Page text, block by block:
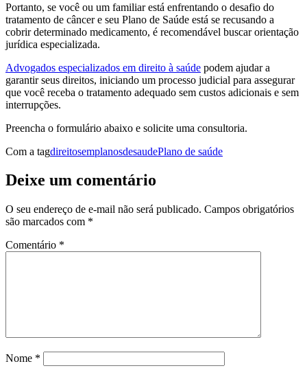
Portanto, se você ou um familiar está enfrentando o desafio do
tratamento de câncer e seu Plano de Saúde está se recusando a
cobrir determinado medicamento, é recomendável buscar orientação
jurídica especializada.
Advogados especializados em direito à saúde podem ajudar a
garantir seus direitos, iniciando um processo judicial para assegurar
que você receba o tratamento adequado sem custos adicionais e sem
interrupções.
Preencha o formulário abaixo e solicite uma consultoria.
Com a tagdireitosemplanosdesaudePlano de saúde
Deixe um comentário
O seu endereço de e-mail não será publicado. Campos obrigatórios
são marcados com *
Comentário *
Nome *